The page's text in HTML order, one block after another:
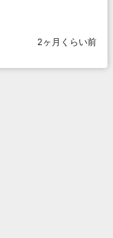
2ヶ月くらい前